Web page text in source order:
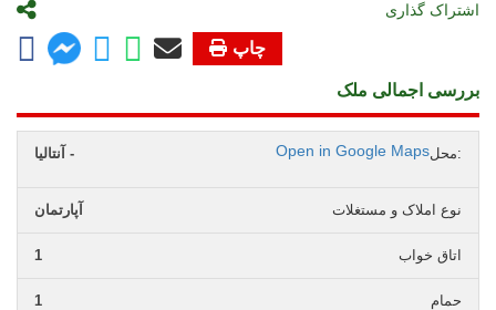
اشتراک گذاری
چاپ
بررسی اجمالی ملک
محل: آنتالیا - Open in Google Maps
نوع املاک و مستغلات آپارتمان
اتاق خواب 1
حمام 1